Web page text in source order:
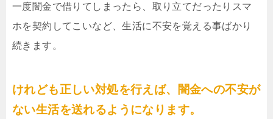
一度闇金で借りてしまったら、取り立てだったりスマ
ホを契約してこいなど、生活に不安を覚える事ばかり
続きます。
けれども正しい対処を行えば、闇金への不安が
ない生活を送れるようになります。